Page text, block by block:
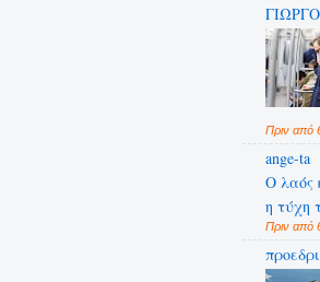
Πριν από
ange-ta
Ο λαός
η τύχη
Πριν από